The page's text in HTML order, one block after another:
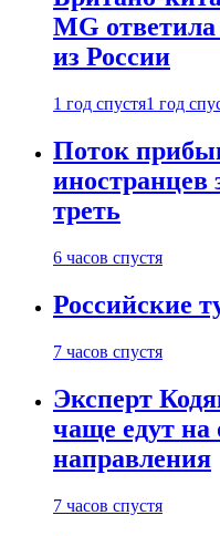
MG ответила
из России
1 год спустя1 год
Поток
иностранцев
треть
6 часов спустя
Российские
7 часов спустя
Эксперт
чаще едут на
направления
7 часов спустя